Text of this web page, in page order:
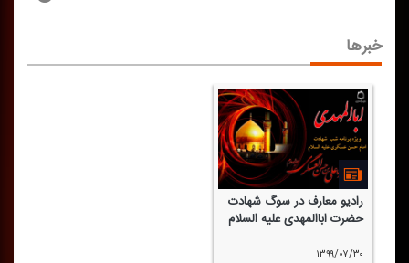
خبرها
رادیو معارف در سوگ شهادت
حضرت اباالمهدی علیه السلام
۱۳۹۹/۰۷/۳۰